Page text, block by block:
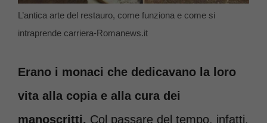
L’antica arte del restauro, come funziona e come si
intraprende carriera-Romanews.it
Erano i monaci che dedicavano la loro
vita alla copia e alla cura dei
manoscritti. Col passare del tempo, infatti,